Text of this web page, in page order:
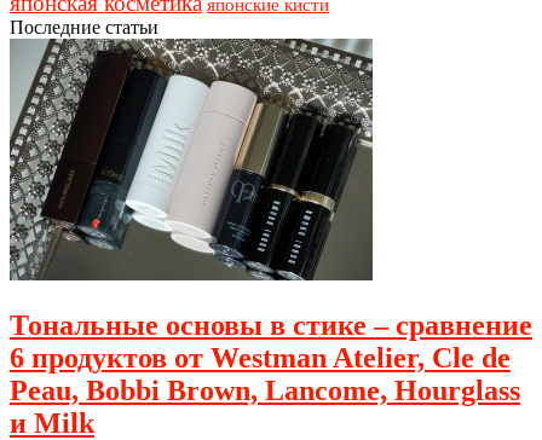
Последние статьи
Тональные основы в стике – сравнение
6 продуктов от Westman Atelier, Cle de
Peau, Bobbi Brown, Lancome, Hourglass
и Milk